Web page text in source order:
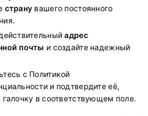
страну вашего постоянного
адрес
почты и создайте надежный
с Политикой
и подтвердите её,
галочку в соответствующем поле.